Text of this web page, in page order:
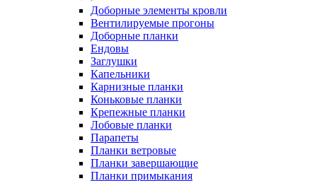
Доборные элементы кровли
Вентилируемые прогоны
Доборные планки
Ендовы
Заглушки
Капельники
Карнизные планки
Коньковые планки
Крепежные планки
Лобовые планки
Парапеты
Планки ветровые
Планки завершающие
Планки примыкания